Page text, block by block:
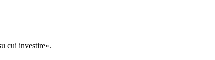
cui investire».